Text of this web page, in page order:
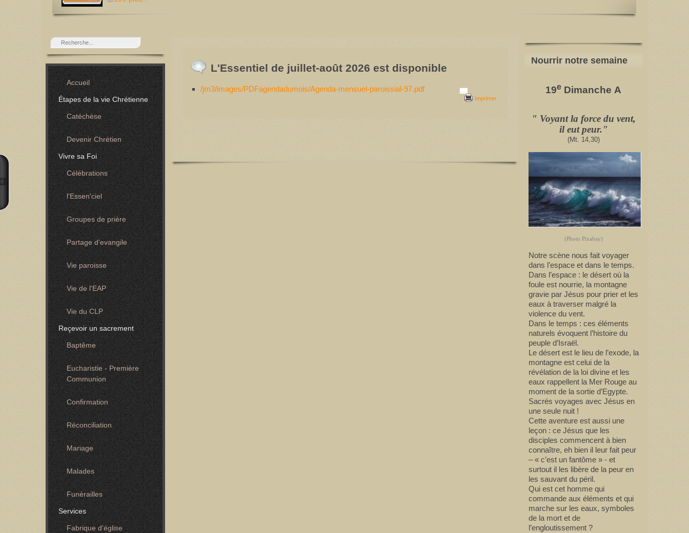
Accueil
Étapes de la vie Chrétienne
Catéchèse
Devenir Chrétien
Vivre sa Foi
Célébrations
l'Essen'ciel
Groupes de prière
Partage d'evangile
Vie paroisse
Vie de l'EAP
Vie du CLP
Reçevoir un sacrement
Baptême
Eucharistie - Première
Communion
Confirmation
Réconciliation
Mariage
Malades
Funérailles
Services
Fabrique d'église
L'Essentiel de juillet-août 2026 est disponible
Imprimer
/jm3/images/PDFagendadumois/Agenda-mensuel-paroissial-97.pdf
Nourrir notre semaine
19e DimancheA
" Voyant la force du vent,
il eut peur."
(Mt. 14,30)
(Photo Pixabay)
Notre scène nous fait voyager
dans l’espace et dans le temps.
Dans l’espace : le désert où la
foule est nourrie, la montagne
gravie par Jésus pour prier et les
eaux à traverser malgré la
violence du vent.
Dans le temps : ces éléments
naturels évoquent l’histoire du
peuple d’Israël.
Le désert est le lieu de l’exode, la
montagne est celui de la
révélation de la loi divine et les
eaux rappellent la Mer Rouge au
moment de la sortie d’Egypte.
Sacrés voyages avec Jésus en
une seule nuit !
Cette aventure est aussi une
leçon : ce Jésus que les
disciples commencent à bien
connaître, eh bien il leur fait peur
– « c’est un fantôme » - et
surtout il les libère de la peur en
les sauvant du péril.
Qui est cet homme qui
commande aux éléments et qui
marche sur les eaux, symboles
de la mort et de
l’engloutissement ?